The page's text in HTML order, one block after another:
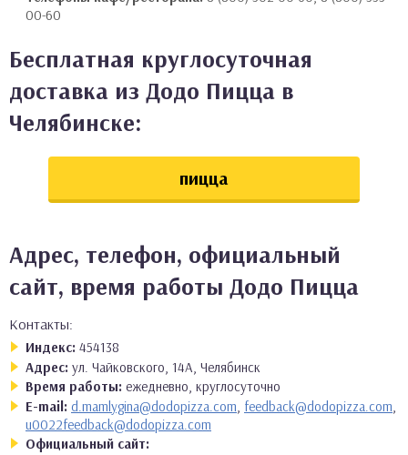
00-60
Бесплатная круглосуточная
доставка из Додо Пицца в
Челябинске:
пицца
Адрес, телефон, официальный
сайт, время работы Додо Пицца
Контакты:
Индекс: 454138
Адрес: ул. Чайковского, 14А, Челябинск
Время работы: ежедневно, круглосуточно
E-mail: d.mamlygina@dodopizza.com feedback@dodopizza.com
u0022feedback@dodopizza.com
Официальный сайт: